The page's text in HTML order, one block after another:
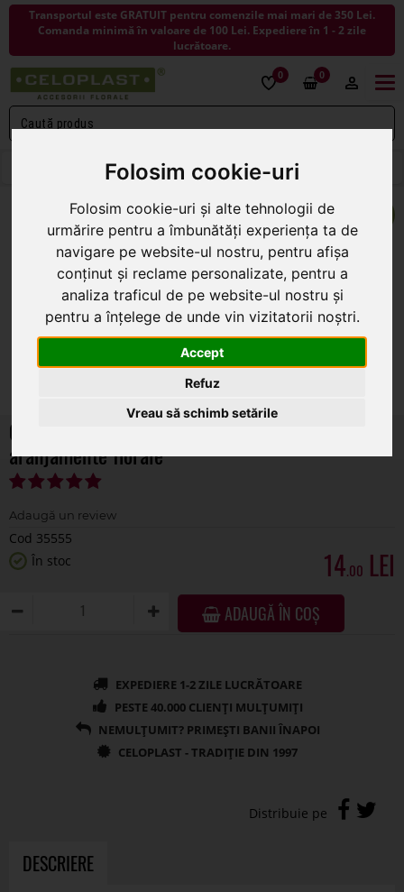
Folosim cookie-uri
Folosim cookie-uri și alte tehnologii de
urmărire pentru a îmbunătăți experiența ta de
navigare pe website-ul nostru, pentru afișa
conținut și reclame personalizate, pentru a
analiza traficul de pe website-ul nostru și
pentru a înțelege de unde vin vizitatorii noștri.
Accept
Refuz
Vreau să schimb setările
Transportul este GRATUIT pentru comenzile mai mari de 350 Lei.
Comanda minimă în valoare de 100 Lei. Expediere în 1 - 2 zile
lucrătoare.
0 0
< ÎNAPOI LA COSURI
Cos patrat lemn +maner sfoara pentru
aranjamente florale
Cod 35555
În stoc
14.00
ADAUGĂ ÎN COȘ
DESCRIERE